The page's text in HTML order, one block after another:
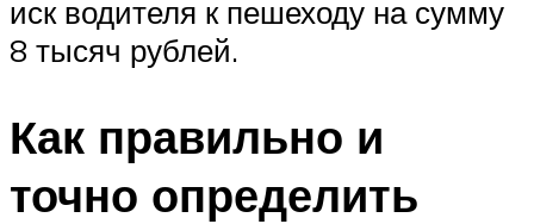
иск водителя к пешеходу на сумму
8 тысяч рублей.
Как правильно и
точно определить